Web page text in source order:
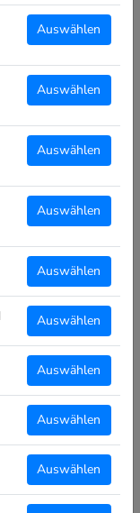
Auswählen
Auswählen
Auswählen
Auswählen
Auswählen
Auswählen
Auswählen
Auswählen
Auswählen
Pro verkauftem
die Schule eine
kann dann
werden.
im Shop auch
werden soll,
benötigt
da sind –